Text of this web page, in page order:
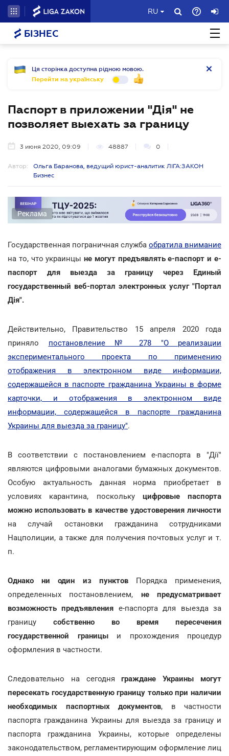
RU
БІЗНЕС
Ця сторінка доступна рідною мовою.
Перейти на українську
Паспорт в приложении "Дія" не
позволяет выехать за границу
3 июня 2020, 09:09 48887 0
Автор:
Ольга Баранова, ведущий юрист-аналитик ЛІГА:ЗАКОН
Бизнес
Реклама
Государственная пограничная служба обратила внимание
на то, что украинцыне могут предъявлять e-паспорт и е-
паспорт для выезда за границу через Единый
государственный веб-портал электронных услуг "Портал
Дія".
Действительно, Правительство 15 апреля 2020 года
приняло постановление № 278 "О реализации
экспериментального проекта по применению
отображения в электронном виде информации,
содержащейся в паспорте гражданина Украины в форме
карточки, и отображения в электронном виде
информации, содержащейся в паспорте гражданина
Украины для выезда за границу".
В соответствии с постановлением е-паспорта в "Дії"
являются цифровыми аналогами бумажных документов.
Особую актуальность данная норма приобретает в
условиях карантина, поскольку цифровые паспорта
можно использовать в качестве удостоверения личности
на случай остановки гражданина сотрудниками
Нацполиции, а также для получения почтовых услуг и т.
п.
Однако ни один из пунктовПорядка применения,
определенных постановлением, не предусматривает
возможность предъявления е-паспорта для выезда за
границу собственно во время пересечения
государственной границы и прохождения процедур
оформления в частности.
Следовательно на сегодняграждане Украины могут
пересекать государственную границу только при наличии
необходимых паспортных документов, в частности
паспорта гражданина Украины для выезда за границу и
паспорта гражданина Украины, которые определены
законодательством, регламентирующим оформление лиц